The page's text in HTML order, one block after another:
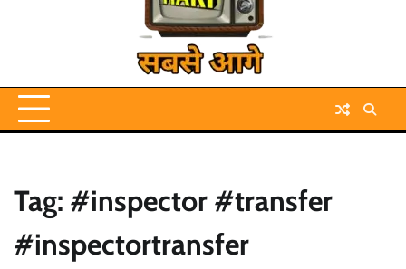
Tag: #inspector #transfer
#inspectortransfer